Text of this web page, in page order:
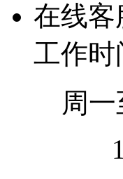
在线客
工作时
周